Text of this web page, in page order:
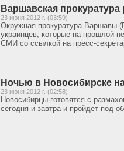
Варшавская
23 июня 2012 г. (03:59)
Окружная прокуратура Варшавы
украинцев, которые на прошлой
СМИ со ссылкой на пресс-
Ночью в Новосибирске
23 июня 2012 г. (02:58)
Новосибирцы готовятся с
сегодня и завтра и пройдет под